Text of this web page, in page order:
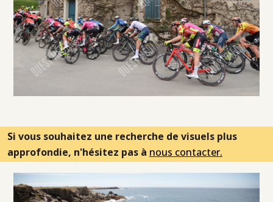
Si vous souhaitez une recherche de visuels plus
approfondie, n'hésitez pas à nous contacter.